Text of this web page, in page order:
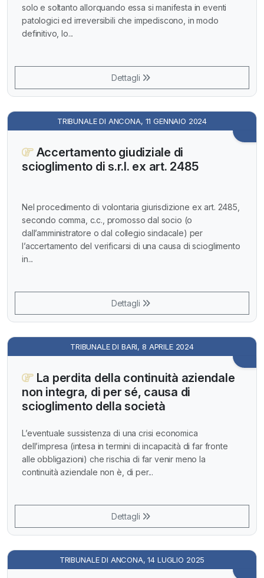
solo e soltanto allorquando essa si manifesta in eventi
patologici ed irreversibili che impediscono, in modo
definitivo, lo...
Dettagli
TRIBUNALE DI ANCONA, 11 GENNAIO 2024
Accertamento giudiziale di
scioglimento di s.r.l. ex art. 2485
Nel procedimento di volontaria giurisdizione ex art. 2485,
secondo comma, c.c., promosso dal socio (o
dall’amministratore o dal collegio sindacale) per
l’accertamento del verificarsi di una causa di scioglimento
in...
Dettagli
TRIBUNALE DI BARI, 8 APRILE 2024
La perdita della continuità aziendale
non integra, di per sé, causa di
scioglimento della società
L’eventuale sussistenza di una crisi economica
dell’impresa (intesa in termini di incapacità di far fronte
alle obbligazioni) che rischia di far venir meno la
continuità aziendale non è, di per...
Dettagli
TRIBUNALE DI ANCONA, 14 LUGLIO 2025